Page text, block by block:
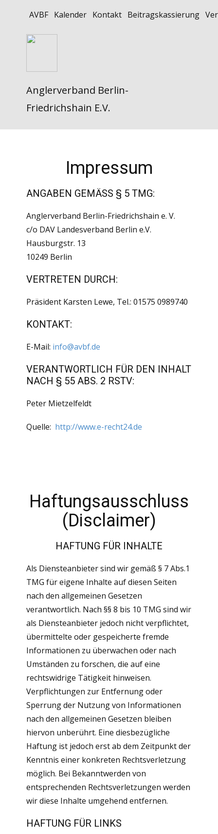
AVBF Kalender Kontakt Beitragskassierung
Anglerverband Berlin-
Friedrichshain E.V.
Impressum
ANGABEN GEMÄSS § 5 TMG:
Anglerverband Berlin-Friedrichshain e. V.
c/o DAV Landesverband Berlin e.V.
Hausburgstr. 13
10249 Berlin
VERTRETEN DURCH:
Präsident Karsten Lewe, Tel.: 01575 0989740
KONTAKT:
E-Mail: info@avbf.de
VERANTWORTLICH FÜR DEN INHALT
NACH § 55 ABS. 2 RSTV:
Peter Mietzelfeldt
Quelle: http://www.e-recht24.de
Haftungsausschluss
(Disclaimer)
HAFTUNG FÜR INHALTE
Als Diensteanbieter sind wir gemäß § 7 Abs.1
TMG für eigene Inhalte auf diesen Seiten
nach den allgemeinen Gesetzen
verantwortlich. Nach §§ 8 bis 10 TMG sind wir
als Diensteanbieter jedoch nicht verpflichtet,
übermittelte oder gespeicherte fremde
Informationen zu überwachen oder nach
Umständen zu forschen, die auf eine
rechtswidrige Tätigkeit hinweisen.
Verpflichtungen zur Entfernung oder
Sperrung der Nutzung von Informationen
nach den allgemeinen Gesetzen bleiben
hiervon unberührt. Eine diesbezügliche
Haftung ist jedoch erst ab dem Zeitpunkt der
Kenntnis einer konkreten Rechtsverletzung
möglich. Bei Bekanntwerden von
entsprechenden Rechtsverletzungen werden
wir diese Inhalte umgehend entfernen.
HAFTUNG FÜR LINKS